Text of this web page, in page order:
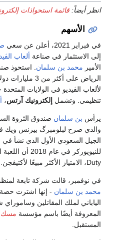
انظر أيضاً: قائمة استحواذات
الأسهم
في فبراير 2021، أعلن عن سعي
إلى الاستثمار في صناعة ألعاب
الأمير محمد بن سلمان . استحوذ
الرياض على
لألعاب الڤيديو في الولايات
تنظيمي. وتشمل إلكترونيك آرتس،
يرأس بن سلمان
الجيل السعودي الأول الذي نشأ
Duty، الامتياز الأكثر مبيعًا لأكتيڤجن.
في نوفمبر، قالت شركة تابعة
محمد بن سلمان
الياباني لملك المقاتلين
المعروفة أيضًا باسم مؤسسة مسك
المستقبل.